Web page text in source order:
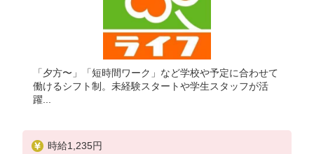
「夕方〜」「短時間ワーク」など学校や予定に合わせて
働けるシフト制。未経験スタートや学生スタッフが活
躍...
時給1,235円